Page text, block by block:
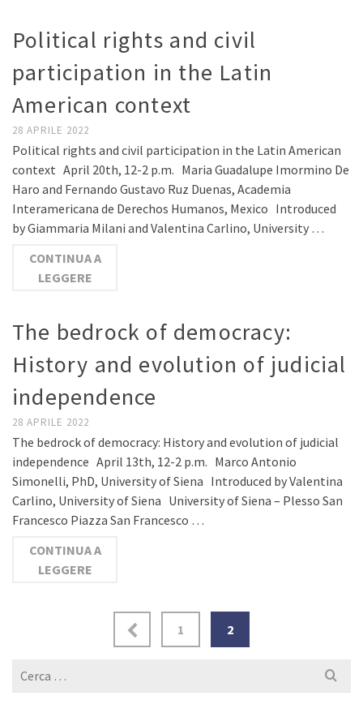
Political rights and civil
participation in the Latin
American context
28 APRILE 2022
Political rights and civil participation in the Latin American
context April 20th, 12-2 p.m. Maria Guadalupe Imormino De
Haro and Fernando Gustavo Ruz Duenas, Academia
Interamericana de Derechos Humanos, Mexico Introduced
by Giammaria Milani and Valentina Carlino, University …
CONTINUA A
LEGGERE
The bedrock of democracy:
History and evolution of judicial
independence
28 APRILE 2022
The bedrock of democracy: History and evolution of judicial
independence April 13th, 12-2 p.m. Marco Antonio
Simonelli, PhD, University of Siena Introduced by Valentina
Carlino, University of Siena University of Siena – Plesso San
Francesco Piazza San Francesco …
CONTINUA A
LEGGERE
1 2
Cerca